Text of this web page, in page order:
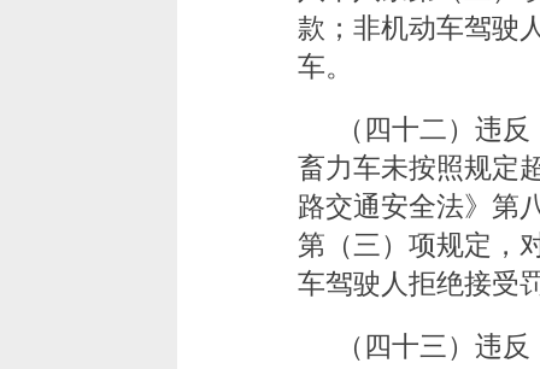
款；非机动车驾驶
车。
（四十二）违
畜力车未按照规定
路交通安全法》第
第（三）项规定，
车驾驶人拒绝接受
（四十三）违